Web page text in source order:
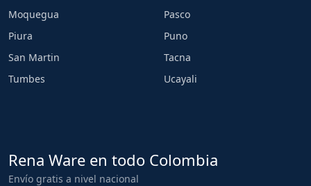
Moquegua
Pasco
Piura
Puno
San Martin
Tacna
Tumbes
Ucayali
Rena Ware en todo Colombia
Envío gratis a nivel nacional